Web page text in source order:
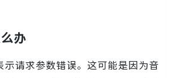
办
请求参数错误。这可能是因为音